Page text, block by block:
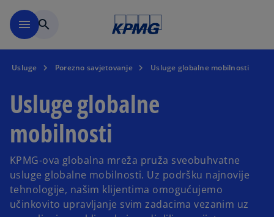
menu search
Usluge Porezno savjetovanje Usluge globalne mobilnosti
Usluge globalne
mobilnosti
KPMG-ova globalna mreža pruža sveobuhvatne
usluge globalne mobilnosti. Uz podršku najnovije
tehnologije, našim klijentima omogućujemo
učinkovito upravljanje svim zadacima vezanim uz